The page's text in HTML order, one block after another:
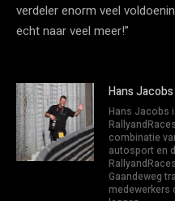
verdeler enorm veel
echt naar veel meer!”
Hans Jacobs
Hans Jacobs
combinatie
autosport en
Gaandeweg
medewerkers